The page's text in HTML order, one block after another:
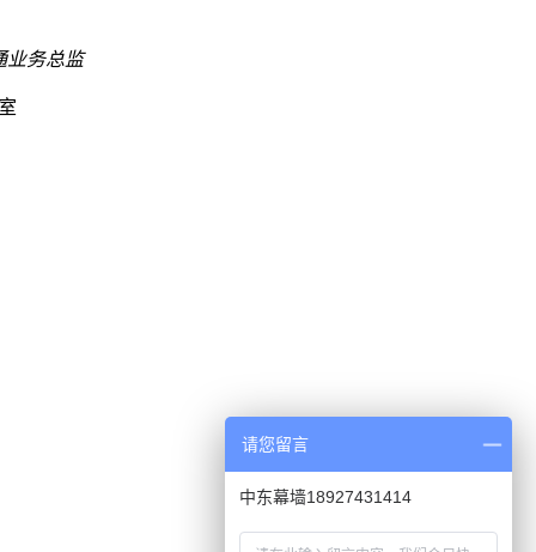
业务总监
请您留言
中东幕墙18927431414